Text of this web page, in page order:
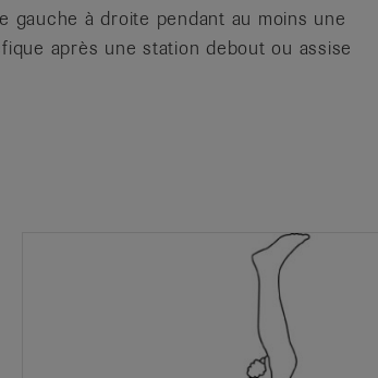
gauche à droite pendant au moins une
après une station debout ou assise